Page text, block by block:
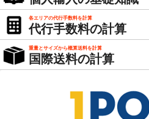
各エリアの代行手数料を計算
代行手数料の計算
重量とサイズから概算送料を計算
国際送料の計算